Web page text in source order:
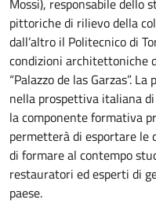
Mossi), responsabile dello
pittoriche di rilievo della
dall’altro il Politecnico di
condizioni architettoniche
“Palazzo de las Garzas”.
nella prospettiva italiana
la componente formativa
permetterà di esportare le
di formare al contempo
restauratori ed esperti di
paese.